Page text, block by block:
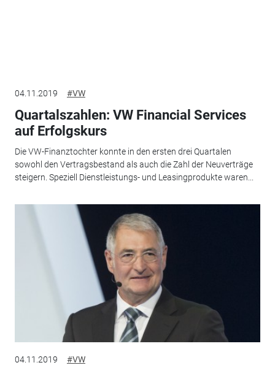
04.11.2019 #VW
Quartalszahlen: VW Financial Services
auf Erfolgskurs
Die VW-Finanztochter konnte in den ersten drei Quartalen
sowohl den Vertragsbestand als auch die Zahl der Neuverträge
steigern. Speziell Dienstleistungs- und Leasingprodukte waren...
04.11.2019 #VW